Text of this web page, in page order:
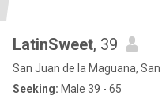
LatinSweet, 39
San Juan de la Maguana,
Seeking: Male 39 - 65